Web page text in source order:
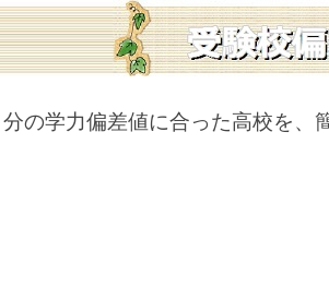
分の学力偏差値に合った高校を、